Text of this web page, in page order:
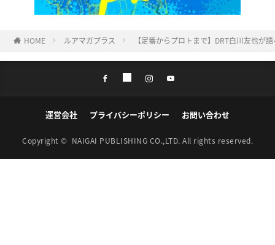
HOME ルアマガプラス 【定番からプロトまで】DRT白川友也が
運営会社 プライバシーポリシー お問い合わせ
Copyright © NAIGAI PUBLISHING CO.,LTD. All rights reserved.